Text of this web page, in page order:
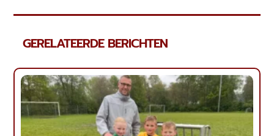
GERELATEERDE BERICHTEN